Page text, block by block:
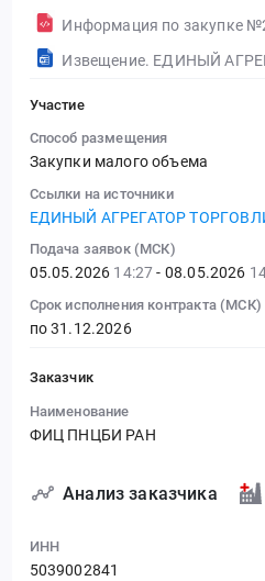
Участие
Способ размещения
Закупки малого объема
Ссылки на источники
ЕДИНЫЙ АГРЕГАТОР
Подача заявок (МСК)
05.05.2026 14:27- 08.05.2026
Срок исполнения контракта (МСК)
по 31.12.2026
Заказчик
Наименование
ФИЦ ПНЦБИ РАН
Анализ заказчика
ИНН
5039002841